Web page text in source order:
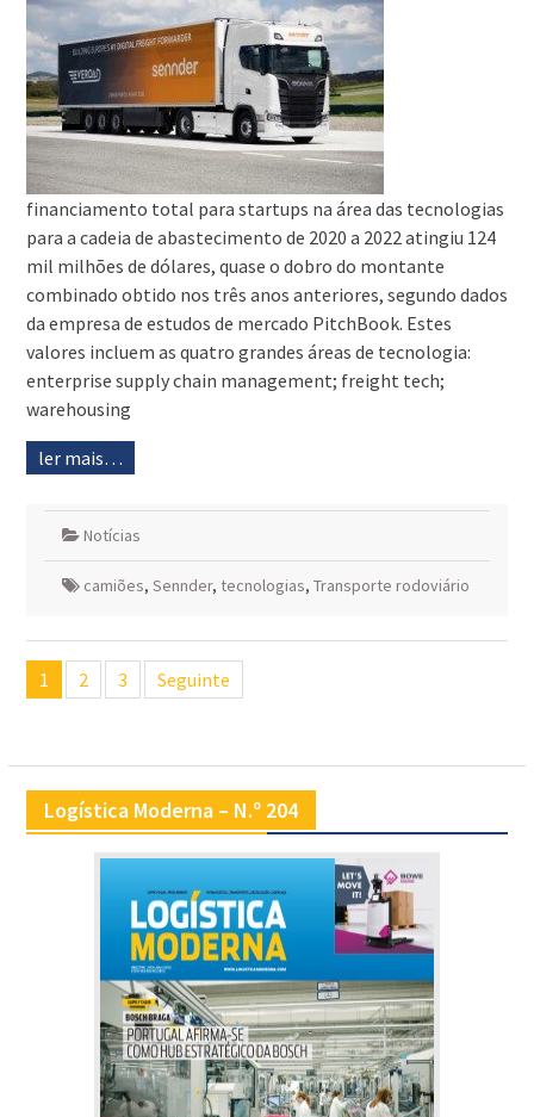
financiamento total para startups na área das tecnologias
para a cadeia de abastecimento de 2020 a 2022 atingiu 124
mil milhões de dólares, quase o dobro do montante
combinado obtido nos três anos anteriores, segundo dados
da empresa de estudos de mercado PitchBook. Estes
valores incluem as quatro grandes áreas de tecnologia:
enterprise supply chain management; freight tech;
warehousing
ler mais…
Notícias
camiões, Sennder, tecnologias, Transporte rodoviário
Navegação
de
1 2 3 Seguinte
Logística Moderna – N.º 204